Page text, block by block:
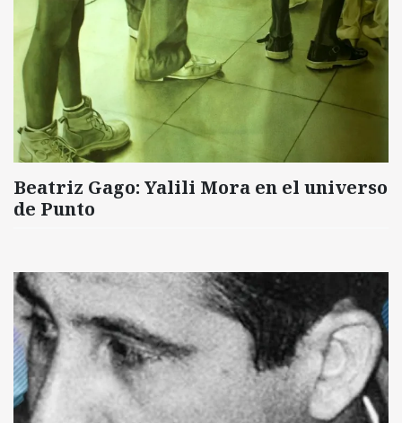
Beatriz Gago: Yalili Mora en el universo
de Punto